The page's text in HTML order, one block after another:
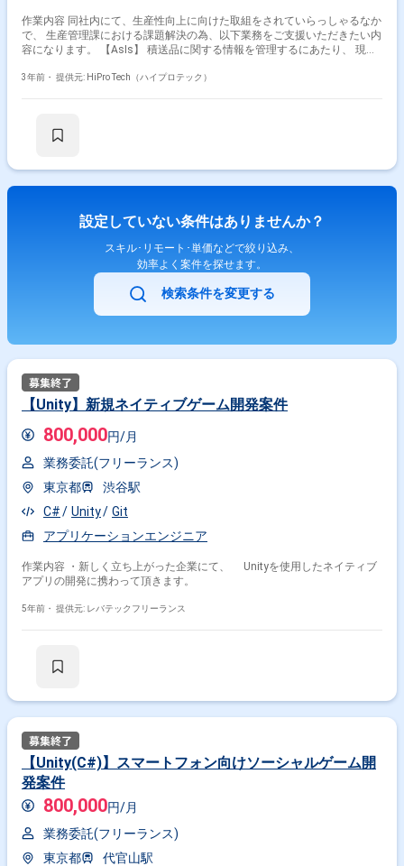
作業内容 同社内にて、生産性向上に向けた取組をされていらっしゃるなか
で、 生産管理課における課題解決の為、以下業務をご支援いただきたい内
容になります。 【AsIs】 積送品に関する情報を管理するにあたり、 現在
ている。 ひとつひとつ手入力で行っている為、入力ミスも度々起こってい
年12月末） ≪組織体制≫ ■情報システム課：本社：3名、製造拠点：1名
3年前・ 提供元: HiPro Tech（ハイプロテック）
設定していない条件はありませんか？
スキル･リモート･単価などで絞り込み、
効率よく案件を探せます。
検索条件を変更する
【Unity】新規ネイティブゲーム開発案件
800,000円/月
業務委託(フリーランス)
東京都
渋谷駅
C#
Unity
Git
アプリケーションエンジニア
作業内容 ・新しく立ち上がった企業にて、 Unityを使用したネイティブ
アプリの開発に携わって頂きます。
5年前・ 提供元: レバテックフリーランス
【Unity(C#)】スマートフォン向けソーシャルゲーム開
発案件
800,000円/月
業務委託(フリーランス)
東京都
代官山駅